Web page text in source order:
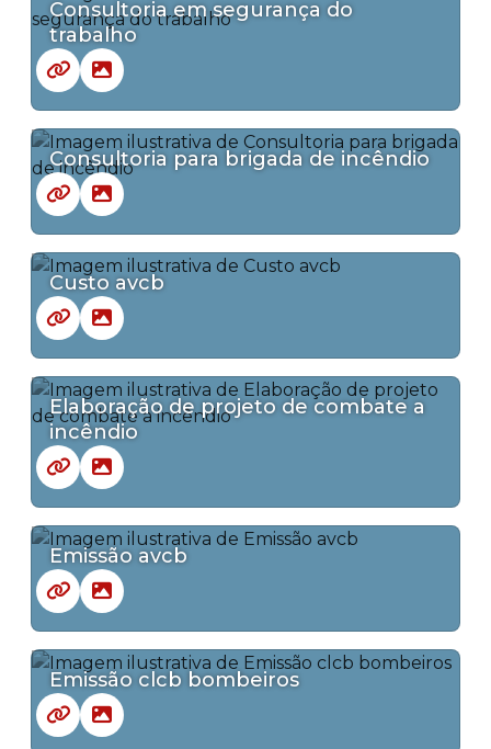
Consultoria em segurança do
trabalho
Consultoria para brigada de incêndio
Custo avcb
Elaboração de projeto de combate a
incêndio
Emissão avcb
Emissão clcb bombeiros